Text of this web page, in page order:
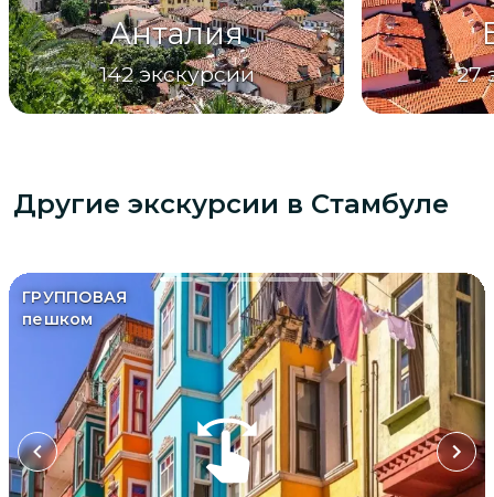
Анталия
142 экскурсии 27
Другие экскурсии в Стамбуле
ГРУППОВАЯ
пешком